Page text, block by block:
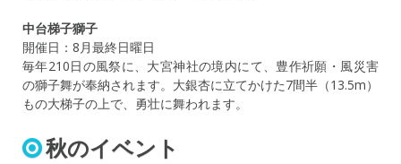
中台梯子獅子
開催日：8月最終日曜日
毎年210日の風祭に、大宮神社の境内にて、豊作祈願・風災害
の獅子舞が奉納されます。大銀杏に立てかけた7間半（13.5m）
もの大梯子の上で、勇壮に舞われます。
秋のイベント